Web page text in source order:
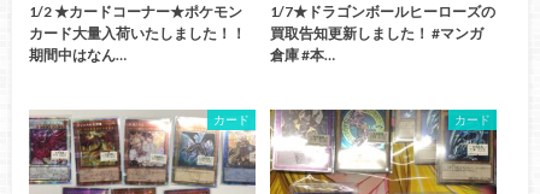
1/2 ★カードコーナー★ポケモン
カード大量入荷いたしました！！
期間中はなん…
1/7★ドラゴンボールヒーローズの
買取告知更新しました！ #マンガ
倉庫 #本…
カード カード